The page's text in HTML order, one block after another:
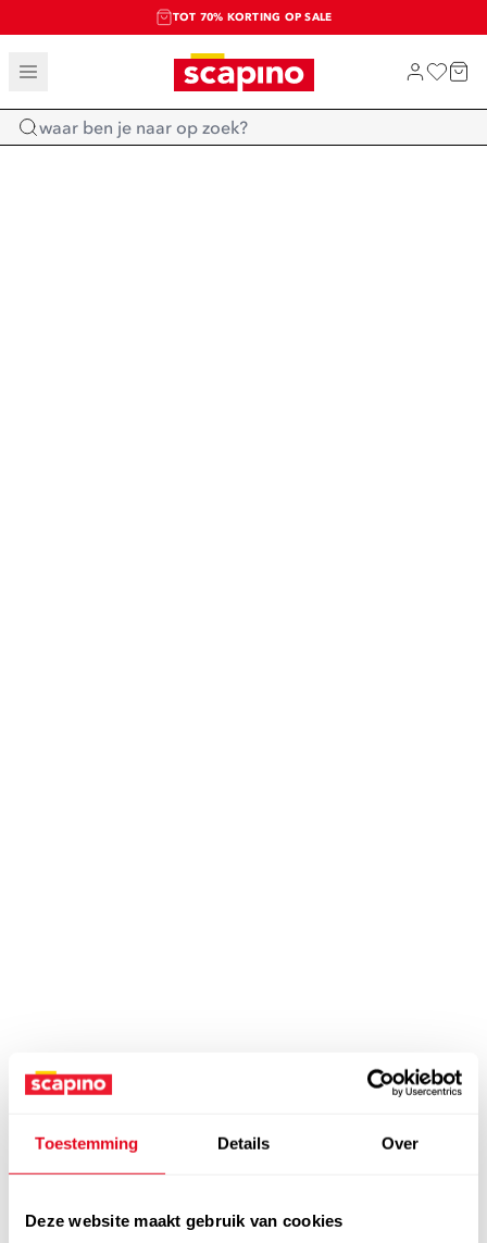
Toestemming Details Over
Deze website maakt gebruik van cookies
TOT 70% KORTING OP SALE
SALE: LAATSTE KANS!
SHOP NIEUW
Home